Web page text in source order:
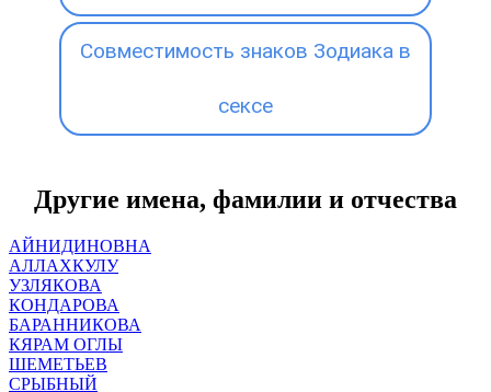
Совместимость знаков Зодиака в
сексе
Другие имена, фамилии и отчества
АЙНИДИНОВНА
АЛЛАХКУЛУ
УЗЛЯКОВА
КОНДАРОВА
БАРАННИКОВА
КЯРАМ ОГЛЫ
ШЕМЕТЬЕВ
СРЫБНЫЙ